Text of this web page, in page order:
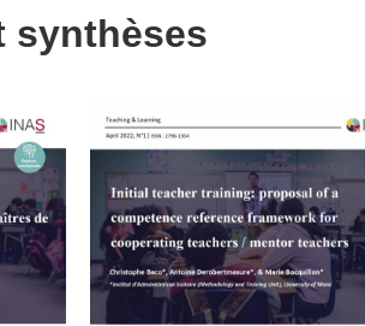
synthèses